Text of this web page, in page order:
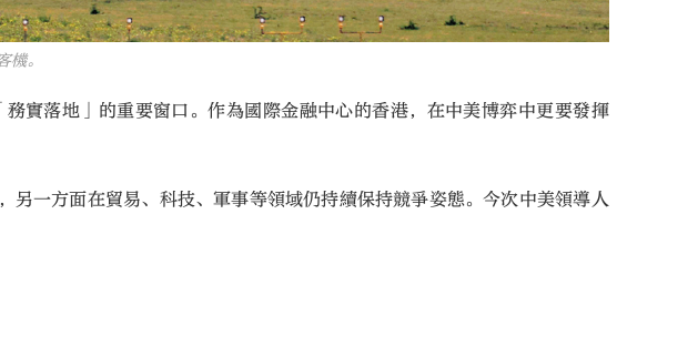
。
實落地」的重要窗口。作為國際金融中心的香港，在中美博弈中更要發揮
一方面在貿易、科技、軍事等領域仍持續保持競爭姿態。今次中美領導人